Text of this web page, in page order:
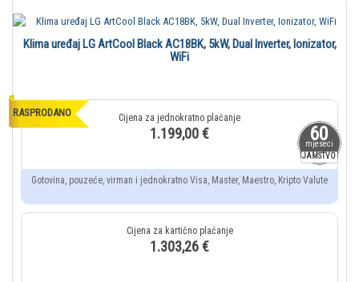
60
mjeseci
JAMSTVO
RASPRODANO
Klima uređaj LG ArtCool Black AC18BK, 5kW, Dual Inverter, Ionizator,
WiFi
1.199,00 €
Gotovina, pouzeće, virman i jednokratno Visa, Master, Maestro, Kripto Valute
1.303,26 €